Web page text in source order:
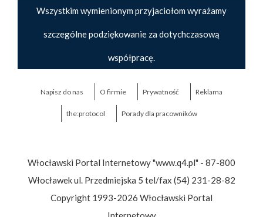
Wszystkim wymienionym przyjaciołom wyrażamy
szczególne podziękowanie za dotychczasową
współpracę.
Napisz do nas O firmie Prywatność Reklama
the:protocol Porady dla pracowników
Włocławski Portal Internetowy "www.q4.pl" - 87-800
Włocławek ul. Przedmiejska 5 tel/fax (54) 231-28-82
Copyright 1993-2026 Włocławski Portal